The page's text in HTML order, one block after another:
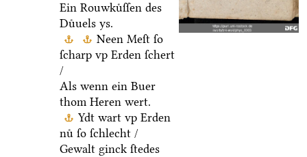
Ein Rouwkuͤſſen des
Duͤuels ys.
Neen Meſt ſo
ſcharp vp Erden ſchert
/
Als wenn ein Buer
thom Heren wert.
Ydt wart vp Erden
nuͤ ſo ſchlecht /
Gewalt ginck ſtedes